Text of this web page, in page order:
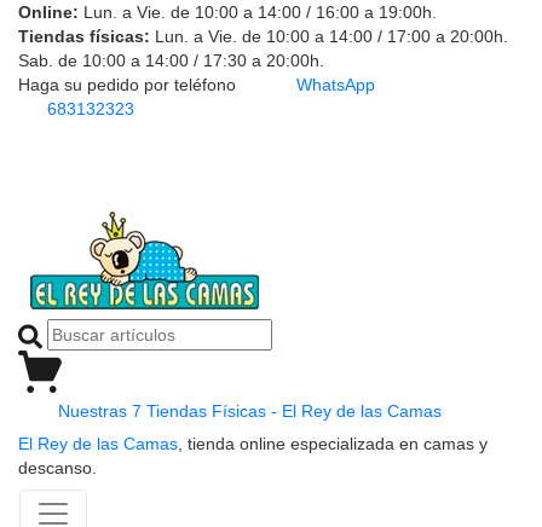
Online: Lun. a Vie. de 10:00 a 14:00 / 16:00 a 19:00h.
Tiendas físicas: Lun. a Vie. de 10:00 a 14:00 / 17:00 a 20:00h.
Sab. de 10:00 a 14:00 / 17:30 a 20:00h.
Haga su pedido por teléfono
683132323
WhatsApp
Nuestras 7 Tiendas Físicas - El Rey de las Camas
El Rey de las Camas , tienda online especializada en camas y
descanso.